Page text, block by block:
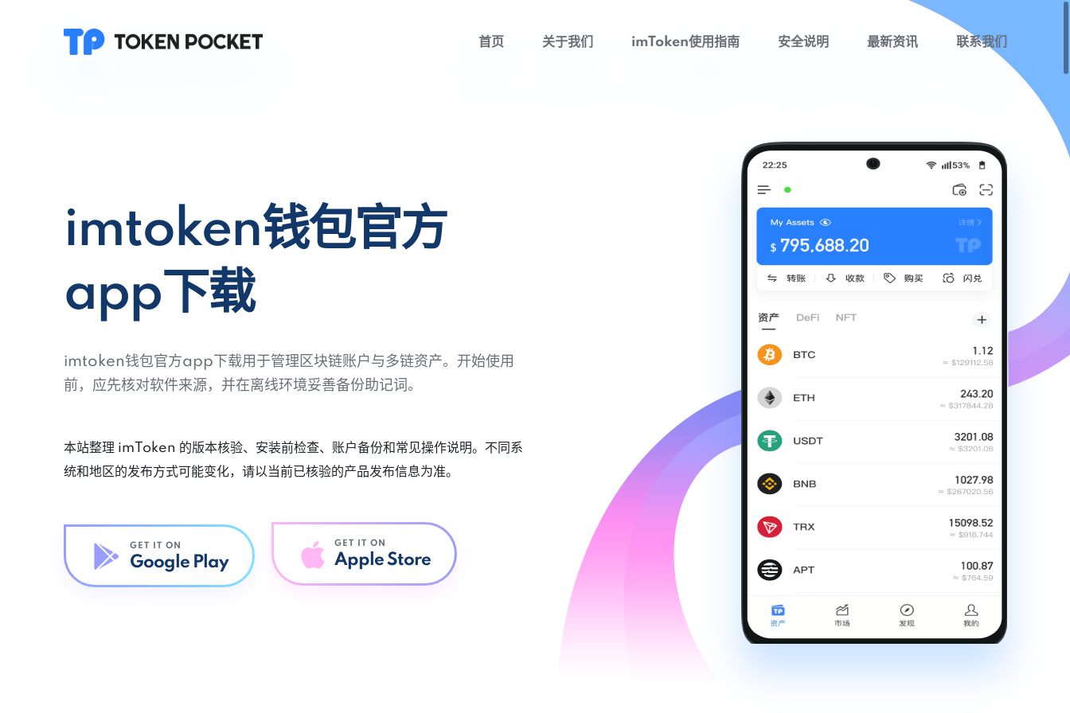
首页 关于我们 imToken使用指南 安全说明 最新资讯 联系我们
imtoken钱包官方
app下载
imtoken钱包官方app下载用于管理区块链账户与多链资产。开始使用
前，应先核对软件来源，并在离线环境妥善备份助记词。
本站整理 imToken 的版本核验、安装前检查、账户备份和常见操作说明。不同系
统和地区的发布方式可能变化，请以当前已核验的产品发布信息为准。
GET IT ON
Google Play
GET IT ON
Apple Store